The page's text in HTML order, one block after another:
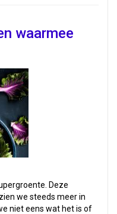
waarmee
Deze
we steeds meer in
niet eens wat het is of